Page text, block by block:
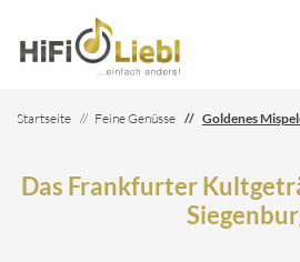
Startseite Feine Genüsse Goldenes
Das Frankfurter